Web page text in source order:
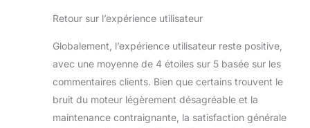
Retour sur l’expérience utilisateur
Globalement, l’expérience utilisateur reste positive,
avec une moyenne de 4 étoiles sur 5 basée sur les
commentaires clients. Bien que certains trouvent le
bruit du moteur légèrement désagréable et la
maintenance contraignante, la satisfaction générale